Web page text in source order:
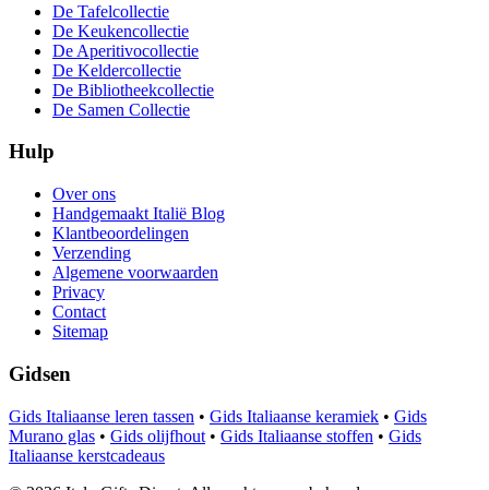
De Tafelcollectie
De Keukencollectie
De Aperitivocollectie
De Keldercollectie
De Bibliotheekcollectie
De Samen Collectie
Hulp
Over ons
Handgemaakt Italië Blog
Klantbeoordelingen
Verzending
Algemene voorwaarden
Privacy
Contact
Sitemap
Gidsen
Gids Italiaanse leren tassen • Gids Italiaanse keramiek • Gids
Murano glas • Gids olijfhout • Gids Italiaanse stoffen • Gids
Italiaanse kerstcadeaus